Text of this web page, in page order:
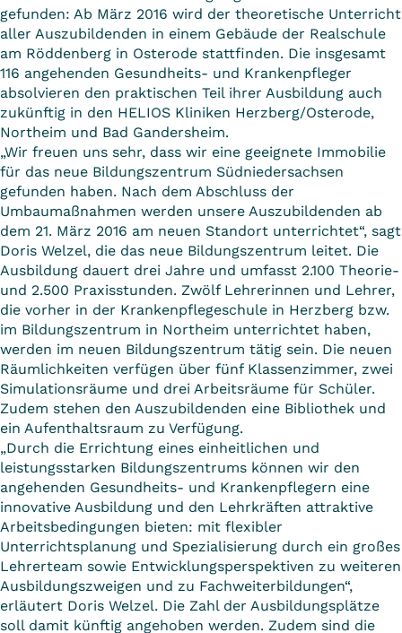
gefunden: Ab März 2016 wird der theoretische Unterricht
aller Auszubildenden in einem Gebäude der Realschule
am Röddenberg in Osterode stattfinden. Die insgesamt
116 angehenden Gesundheits- und Krankenpfleger
absolvieren den praktischen Teil ihrer Ausbildung auch
zukünftig in den HELIOS Kliniken Herzberg/Osterode,
Northeim und Bad Gandersheim.
„Wir freuen uns sehr, dass wir eine geeignete Immobilie
für das neue Bildungszentrum Südniedersachsen
gefunden haben. Nach dem Abschluss der
Umbaumaßnahmen werden unsere Auszubildenden ab
dem 21. März 2016 am neuen Standort unterrichtet“, sagt
Doris Welzel, die das neue Bildungszentrum leitet. Die
Ausbildung dauert drei Jahre und umfasst 2.100 Theorie-
und 2.500 Praxisstunden. Zwölf Lehrerinnen und Lehrer,
die vorher in der Krankenpflegeschule in Herzberg bzw.
im Bildungszentrum in Northeim unterrichtet haben,
werden im neuen Bildungszentrum tätig sein. Die neuen
Räumlichkeiten verfügen über fünf Klassenzimmer, zwei
Simulationsräume und drei Arbeitsräume für Schüler.
Zudem stehen den Auszubildenden eine Bibliothek und
ein Aufenthaltsraum zu Verfügung.
„Durch die Errichtung eines einheitlichen und
leistungsstarken Bildungszentrums können wir den
angehenden Gesundheits- und Krankenpflegern eine
innovative Ausbildung und den Lehrkräften attraktive
Arbeitsbedingungen bieten: mit flexibler
Unterrichtsplanung und Spezialisierung durch ein großes
Lehrerteam sowie Entwicklungsperspektiven zu weiteren
Ausbildungszweigen und zu Fachweiterbildungen“,
erläutert Doris Welzel. Die Zahl der Ausbildungsplätze
soll damit künftig angehoben werden. Zudem sind die